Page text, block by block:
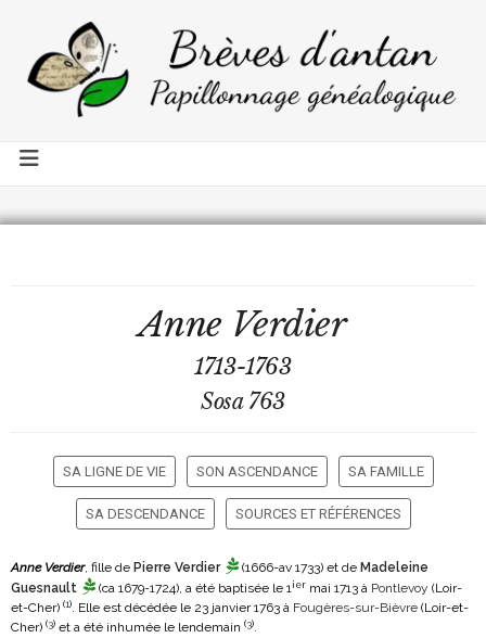
Anne Verdier
1713-1763
Sosa 763
SA LIGNE DE VIE SON ASCENDANCE SA FAMILLE
SA DESCENDANCE SOURCES ET RÉFÉRENCES
Anne Verdier, fille de Pierre Verdier (1666-av 1733) et de Madeleine
Guesnault
(ca 1679-1724), a été baptisée le 1ier mai 1713 à Pontlevoy (Loir-
et-Cher) (1). Elle est décédée le 23 janvier 1763 à Fougères-sur-Bièvre (Loir-et-
Cher) (3) et a été inhumée le lendemain (3).